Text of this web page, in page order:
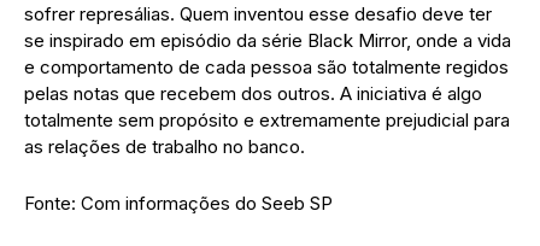
sofrer represálias. Quem inventou esse desafio deve ter
se inspirado em episódio da série Black Mirror, onde a vida
e comportamento de cada pessoa são totalmente regidos
pelas notas que recebem dos outros. A iniciativa é algo
totalmente sem propósito e extremamente prejudicial para
as relações de trabalho no banco.
Fonte: Com informações do Seeb SP